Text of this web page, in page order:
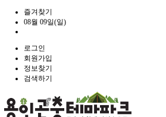
즐겨찾기
08월 09일(일)
로그인
회원가입
정보찾기
검색하기